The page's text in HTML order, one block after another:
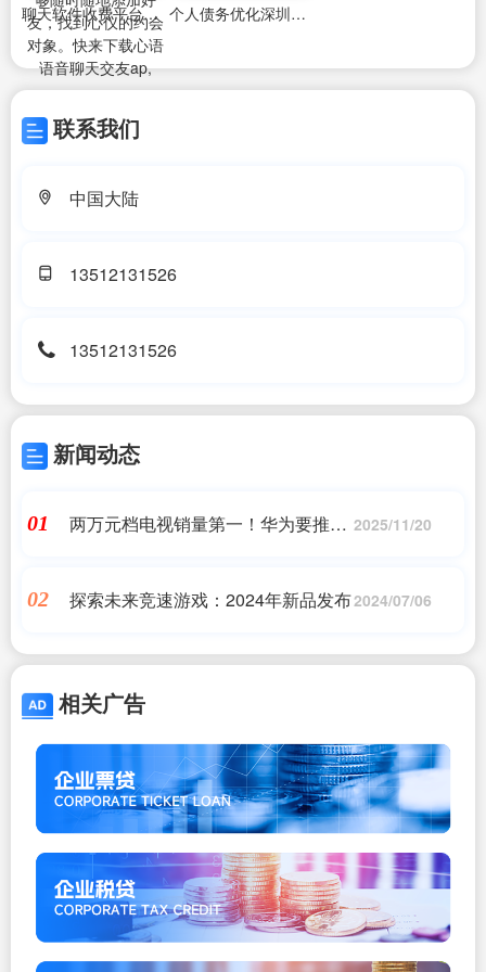
聊天软件收费平台下载 个人债务优化深圳找哪家正规公司
联系我们
中国大陆
13512131526
13512131526
新闻动态
01
两万元档电视销量第一！华为要推超 2025/11/20
02 探索未来竞速游戏：2024年新品发布2024/07/06
相关广告